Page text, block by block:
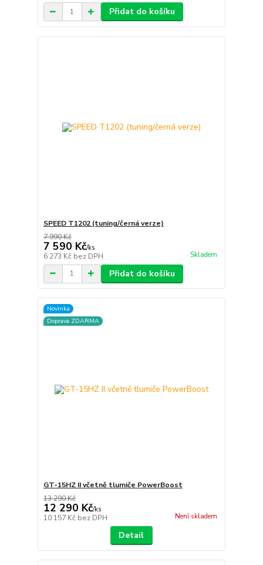
Přidat do košíku
SPEED T1202 (tuning/černá verze)
7 990 Kč
7 590 Kč/ks
6 273 Kč bez DPH Skladem
Přidat do košíku
Novinka
Doprava ZDARMA
GT-15HZ II včetně tlumiče PowerBoost
13 290 Kč
12 290 Kč/ks
10 157 Kč bez DPH Není skladem
Detail